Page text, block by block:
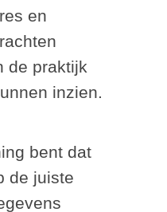
en
de praktijk
inzien.
bent dat
de juiste